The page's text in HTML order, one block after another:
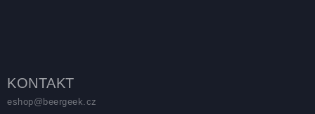
KONTAKT
eshop@ beergeek.cz